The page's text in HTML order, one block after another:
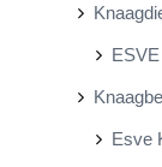
Esve